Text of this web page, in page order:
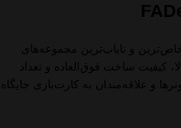
و نایاب‌ترین مجموعه‌های
کیفیت ساخت فوق‌العاده و تعداد
و علاقه‌مندان به کارت‌بازی جایگاه